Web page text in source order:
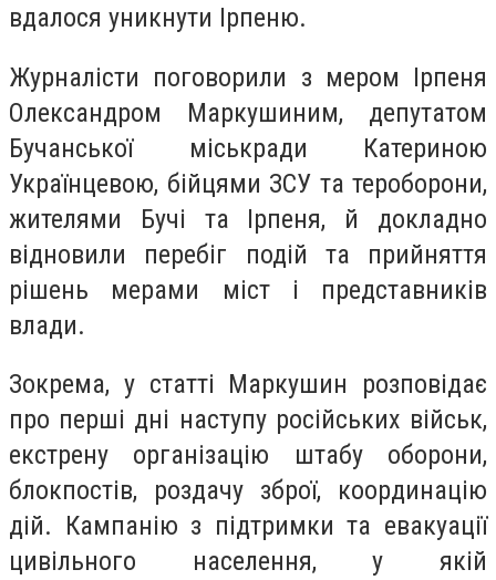
вдалося уникнути Ірпеню.
Журналісти поговорили з мером Ірпеня
Олександром Маркушиним, депутатом
Бучанської міськради Катериною
Українцевою, бійцями ЗСУ та тероборони,
жителями Бучі та Ірпеня, й докладно
відновили перебіг подій та прийняття
рішень мерами міст і представників
влади.
Зокрема, у статті Маркушин розповідає
про перші дні наступу російських військ,
екстрену організацію штабу оборони,
блокпостів, роздачу зброї, координацію
дій. Кампанію з підтримки та евакуації
цивільного населення, у якій